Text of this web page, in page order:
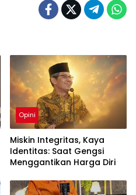
Opini
Miskin Integritas, Kaya
Identitas: Saat Gengsi
Menggantikan Harga Diri